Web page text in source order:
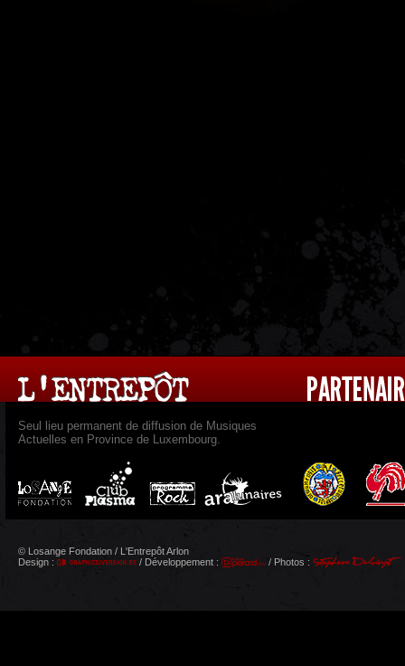
Seul lieu permanent de diffusion de Musiques
Actuelles en Province de Luxembourg.
© Losange Fondation / L'Entrepôt Arlon
Design :
/ Développement : / Photos :